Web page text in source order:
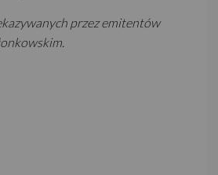
przez emitentów